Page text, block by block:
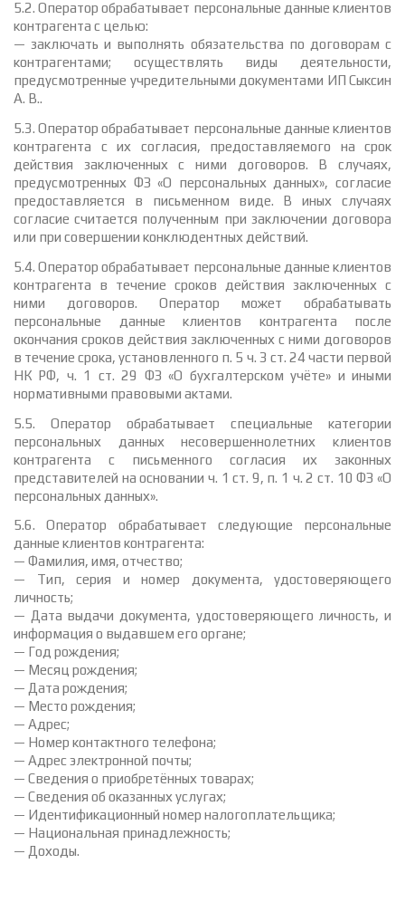
5.2. Оператор обрабатывает персональные данные клиентов
контрагента с целью:
— заключать и выполнять обязательства по договорам с
контрагентами; осуществлять виды деятельности,
предусмотренные учредительными документами ИП Сыксин
А. В..
5.3. Оператор обрабатывает персональные данные клиентов
контрагента с их согласия, предоставляемого на срок
действия заключенных с ними договоров. В случаях,
предусмотренных ФЗ «О персональных данных», согласие
предоставляется в письменном виде. В иных случаях
согласие считается полученным при заключении договора
или при совершении конклюдентных действий.
5.4. Оператор обрабатывает персональные данные клиентов
контрагента в течение сроков действия заключенных с
ними договоров. Оператор может обрабатывать
персональные данные клиентов контрагента после
окончания сроков действия заключенных с ними договоров
в течение срока, установленного п. 5 ч. 3 ст. 24 части первой
НК РФ, ч. 1 ст. 29 ФЗ «О бухгалтерском учёте» и иными
нормативными правовыми актами.
5.5. Оператор обрабатывает специальные категории
персональных данных несовершеннолетних клиентов
контрагента с письменного согласия их законных
представителей на основании ч. 1 ст. 9, п. 1 ч. 2 ст. 10 ФЗ «О
персональных данных».
5.6. Оператор обрабатывает следующие персональные
данные клиентов контрагента:
— Фамилия, имя, отчество;
— Тип, серия и номер документа, удостоверяющего
личность;
— Дата выдачи документа, удостоверяющего личность, и
информация о выдавшем его органе;
— Год рождения;
— Месяц рождения;
— Дата рождения;
— Место рождения;
— Адрес;
— Номер контактного телефона;
— Адрес электронной почты;
— Сведения о приобретённых товарах;
— Сведения об оказанных услугах;
— Идентификационный номер налогоплательщика;
— Национальная принадлежность;
— Доходы.